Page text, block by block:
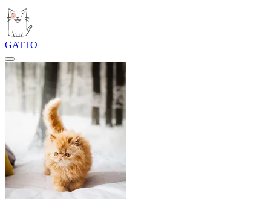
GATTO